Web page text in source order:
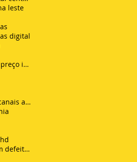
leste
digital
antenas digital melhor preço instalada
antenas instalação de canais abertos de tv net zon
antenas parabolica com defeito sem sinal chuvisco